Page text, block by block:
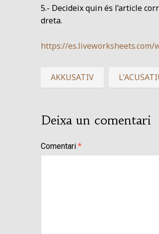
5.- Decideix quin és l’article
dreta.
https://es.liveworksheets.com/
AKKUSATIV
Deixa un comentari
Comentari *